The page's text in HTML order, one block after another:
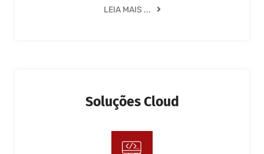
LEIA MAIS ...
Soluções Cloud